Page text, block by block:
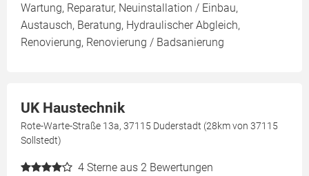
Wartung, Reparatur, Neuinstallation / Einbau,
Austausch, Beratung, Hydraulischer Abgleich,
Renovierung, Renovierung / Badsanierung
UK Haustechnik
Rote-Warte-Straße 13a, 37115 Duderstadt (28km von 37115
Sollstedt)
4 Sterne aus 2 Bewertungen